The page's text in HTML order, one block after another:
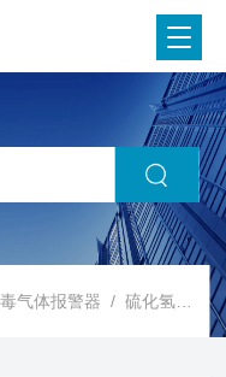
气体报警器 /硫化氢报警器